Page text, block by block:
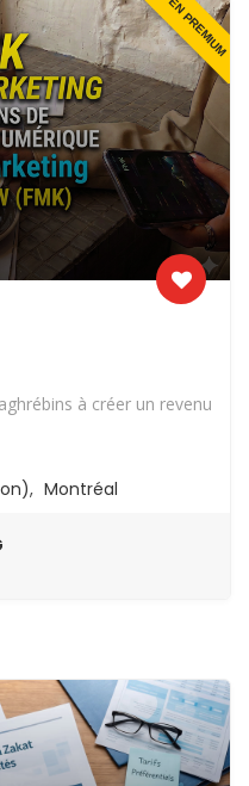
EN PREMIUM
à créer un revenu
, Montréal